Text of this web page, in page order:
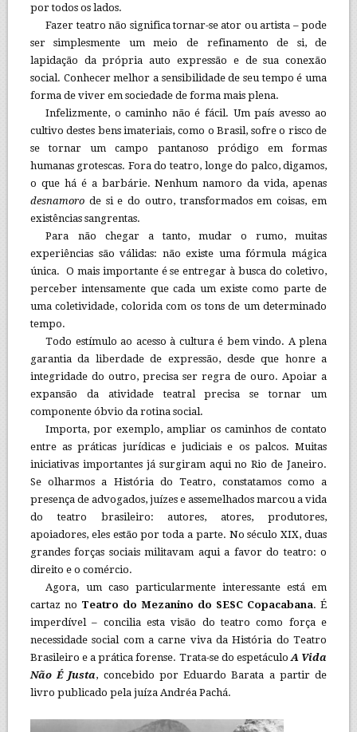
por todos os lados.
Fazer teatro não significa tornar-se ator ou artista – pode
ser simplesmente um meio de refinamento de si, de
lapidação da própria auto expressão e de sua conexão
social. Conhecer melhor a sensibilidade de seu tempo é uma
forma de viver em sociedade de forma mais plena.
Infelizmente, o caminho não é fácil. Um país avesso ao
cultivo destes bens imateriais, como o Brasil, sofre o risco de
se tornar um campo pantanoso pródigo em formas
humanas grotescas. Fora do teatro, longe do palco, digamos,
o que há é a barbárie. Nenhum namoro da vida, apenas
desnamorode si e do outro, transformados em coisas, em
existências sangrentas.
Para não chegar a tanto, mudar o rumo, muitas
experiências são válidas: não existe uma fórmula mágica
única. O mais importante é se entregar à busca do coletivo,
perceber intensamente que cada um existe como parte de
uma coletividade, colorida com os tons de um determinado
tempo.
Todo estímulo ao acesso à cultura é bem vindo. A plena
garantia da liberdade de expressão, desde que honre a
integridade do outro, precisa ser regra de ouro. Apoiar a
expansão da atividade teatral precisa se tornar um
componente óbvio da rotina social.
Importa, por exemplo, ampliar os caminhos de contato
entre as práticas jurídicas e judiciais e os palcos. Muitas
iniciativas importantes já surgiram aqui no Rio de Janeiro.
Se olharmos a História do Teatro, constatamos como a
presença de advogados, juízes e assemelhados marcou a vida
do teatro brasileiro: autores, atores, produtores,
apoiadores, eles estão por toda a parte. No século XIX, duas
grandes forças sociais militavam aqui a favor do teatro: o
direito e o comércio.
Agora, um caso particularmente interessante está em
cartaz no Teatro do Mezanino do SESC Copacabana. É
imperdível – concilia esta visão do teatro como força e
necessidade social com a carne viva da História do Teatro
Brasileiro e a prática forense. Trata-se do espetáculoA Vida
Não É Justa, concebido por Eduardo Barata a partir de
livro publicado pela juíza Andréa Pachá.